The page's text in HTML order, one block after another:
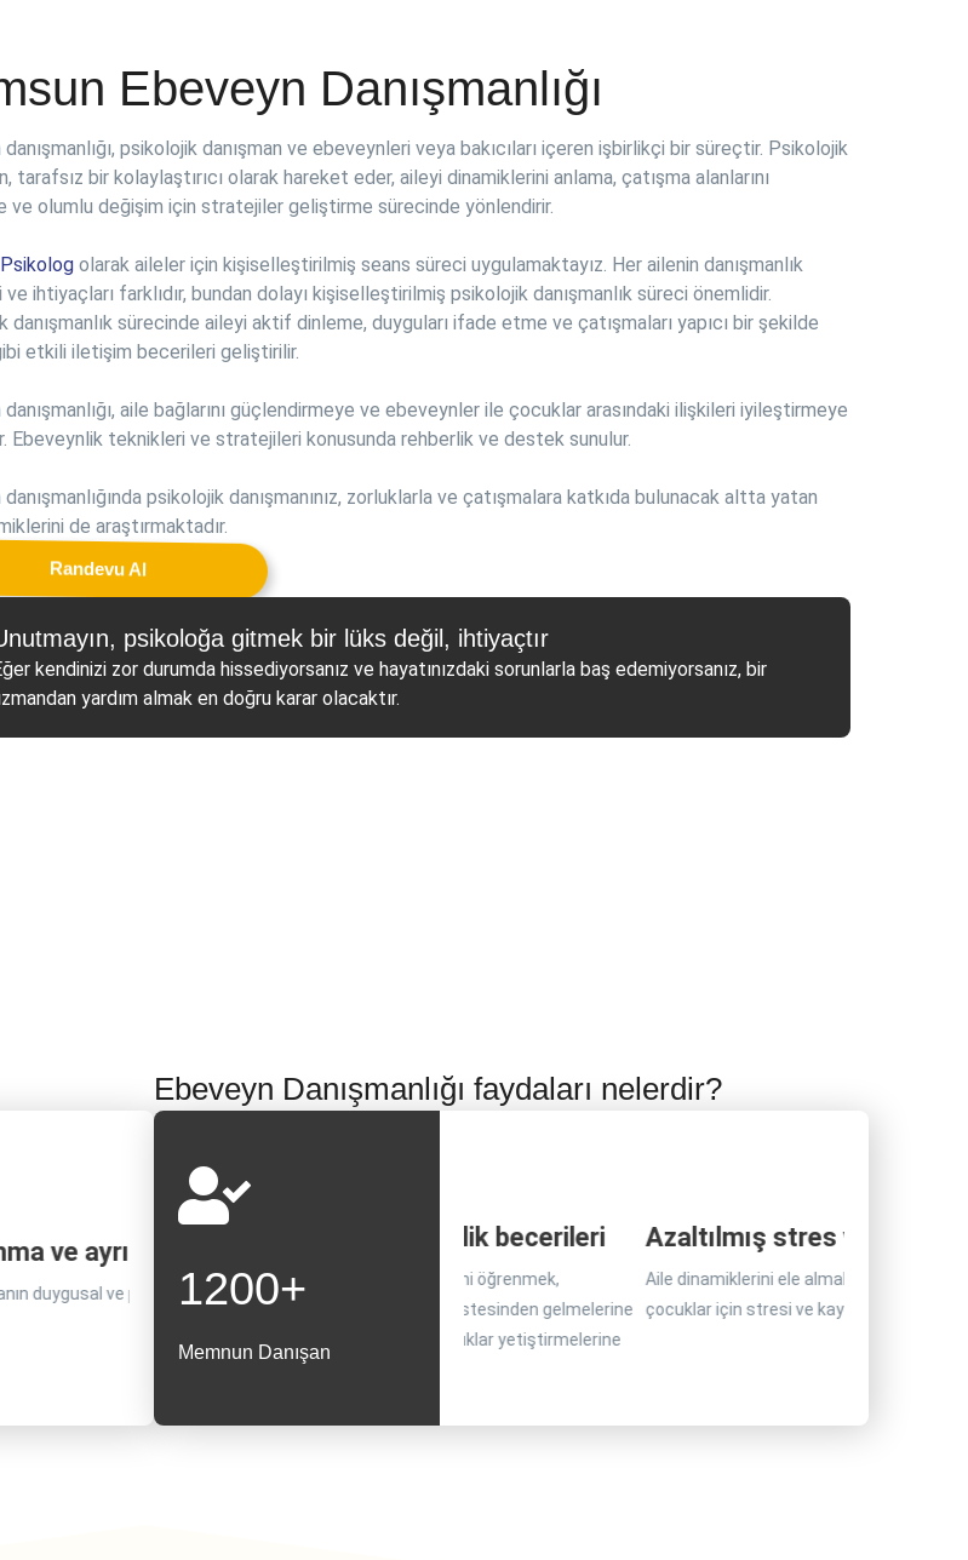
Ebeveyn Danışmanlığı
psikolojik danışman ve ebeveynleri veya bakıcıları içeren işbirlikçi bir süreçtir. Psikolojik
tarafsız bir kolaylaştırıcı olarak hareket eder, aileyi dinamiklerini anlama, çatışma alanlarını
ve olumlu değişim için stratejiler geliştirme sürecinde yönlendirir.
olarak aileler için kişiselleştirilmiş seans süreci uygulamaktayız. Her ailenin danışmanlık
ihtiyaçları farklıdır, bundan dolayı kişiselleştirilmiş psikolojik danışmanlık süreci önemlidir.
danışmanlık sürecinde aileyi aktif dinleme, duyguları ifade etme ve çatışmaları yapıcı bir şekilde
etkili iletişim becerileri geliştirilir.
danışmanlığı, aile bağlarını güçlendirmeye ve ebeveynler ile çocuklar arasındaki ilişkileri iyileştirmeye
Ebeveynlik teknikleri ve stratejileri konusunda rehberlik ve destek sunulur.
psikolojik danışmanınız, zorluklarla ve çatışmalara katkıda bulunacak altta yatan
de araştırmaktadır.
Randevu Al
psikoloğa gitmek bir lüks değil, ihtiyaçtır
kendinizi zor durumda hissediyorsanız ve hayatınızdaki sorunlarla baş edemiyorsanız, bir
yardım almak en doğru karar olacaktır.
sorunları
duygusal zorlukları veya
ele alma.
İletişim zorlukları
İhtiyaçlarını ifade etme, etkili bir şekilde dinleme
veya çatışmaları çözme konusunda zorluk
çekme.
Ebeveyn zorlukları
konusunda zorluklar.
Ebeveyn Danışmanlığı faydaları nelerdir?
1200+
Memnun Danışan
becerileri
üstesinden gelmelerine
yetiştirmelerine
Azaltılmış stres ve kaygı
Aile dinamiklerini ele almak, ebeveynler ve
çocuklar için stresi ve kaygıyı hafifletebilir.
Artan aile bağları
Dayanıklılık oluşturmak, ailelerin zorluklarla ve
aksiliklerle başa çıkmasına yardımcı olabilir.